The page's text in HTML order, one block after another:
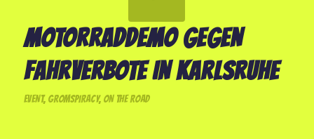
MOTORRADDEMO GEGEN
FAHRVERBOTE IN KARLSRUHE
EVENT, GROMSPIRACY, ON THE ROAD